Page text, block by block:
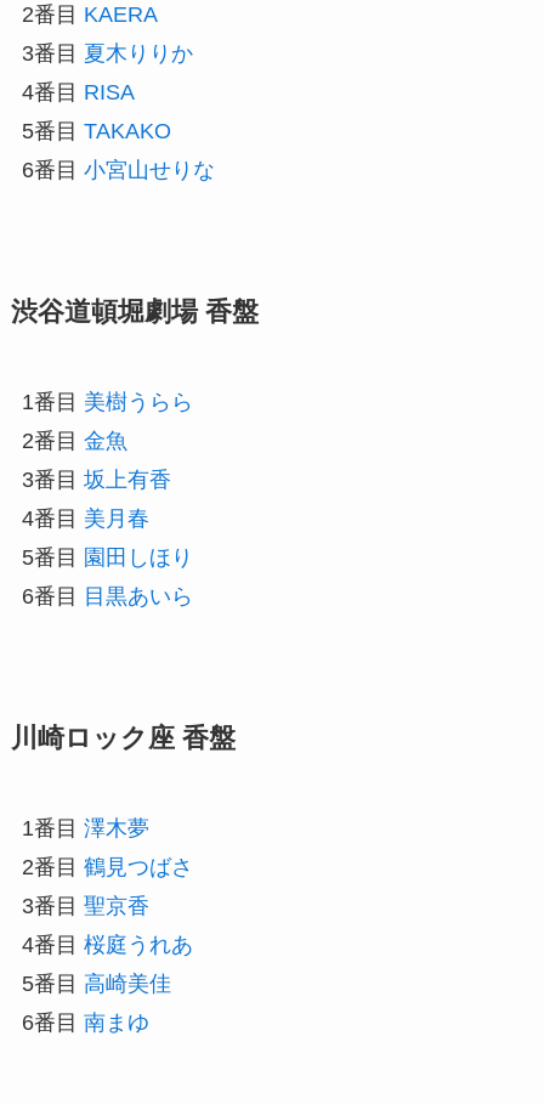
2番目 KAERA
3番目 夏木りりか
4番目 RISA
5番目 TAKAKO
6番目 小宮山せりな
渋谷道頓堀劇場 香盤
1番目 美樹うらら
2番目 金魚
3番目 坂上有香
4番目 美月春
5番目 園田しほり
6番目 目黒あいら
川崎ロック座 香盤
1番目 澤木夢
2番目 鶴見つばさ
3番目 聖京香
4番目 桜庭うれあ
5番目 高崎美佳
6番目 南まゆ